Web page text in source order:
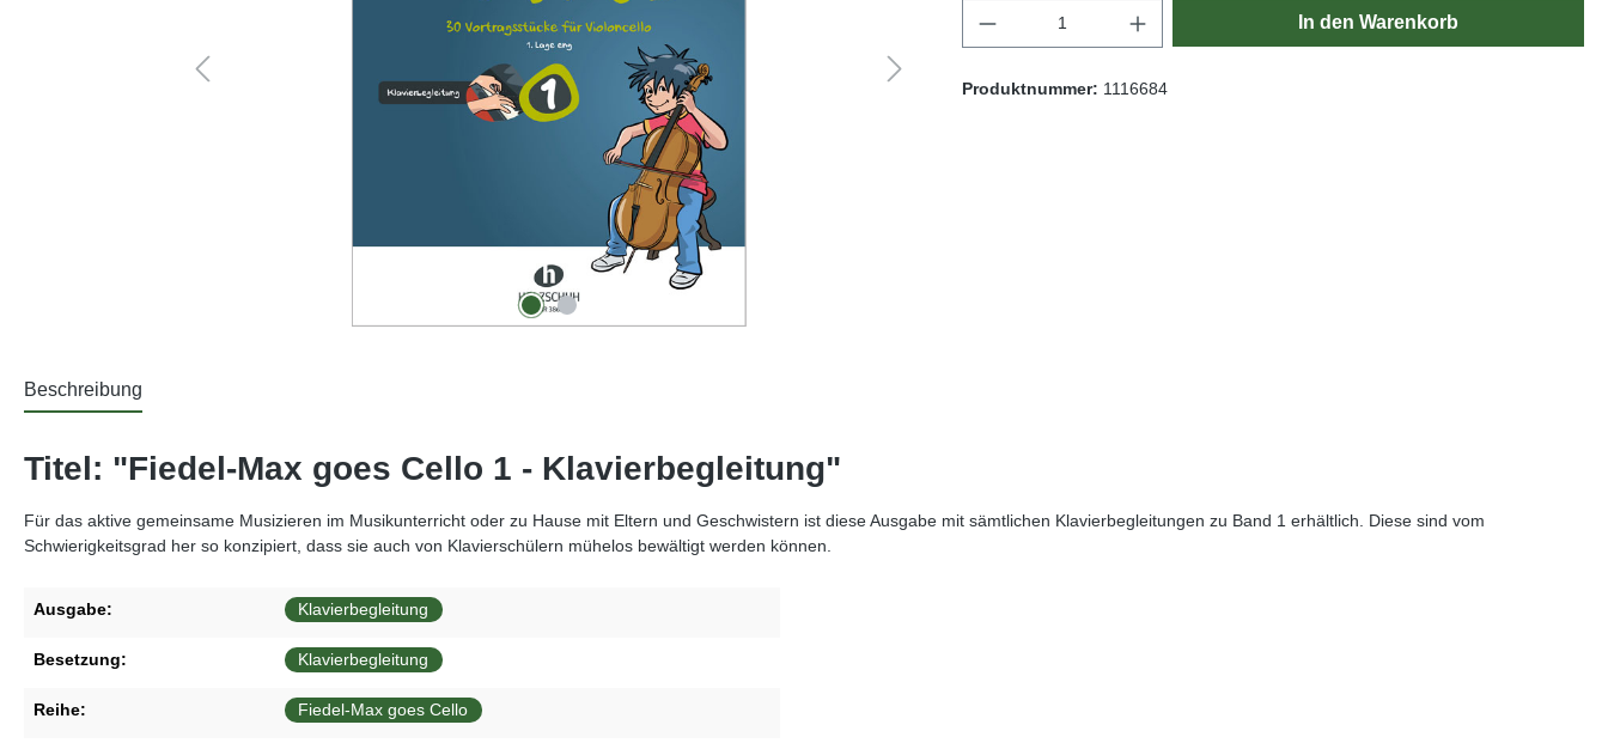
Produkt Anzahl: Gib den gewünschten Wert ein
In den Warenkorb
Produktnummer: 1116684
Beschreibung
Titel: "Fiedel-Max goes Cello 1 - Klavierbegleitung"
Für das aktive gemeinsame Musizieren im Musikunterricht oder zu Hause mit Eltern und Geschwistern ist diese Ausgabe mit sämtlichen Klavierbegleitungen zu Band 1 erhältlich. Diese sind vom
Schwierigkeitsgrad her so konzipiert, dass sie auch von Klavierschülern mühelos bewältigt werden können.
Ausgabe: Klavierbegleitung
Besetzung: Klavierbegleitung
Reihe: Fiedel-Max goes Cello